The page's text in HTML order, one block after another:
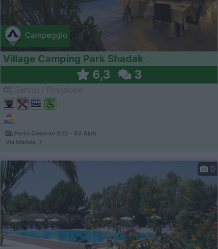
Campeggio
Village Camping Park Shadak
6,3 3
Porto Cesareo (LE) - 62.9km
Via Irlanda, 7
0